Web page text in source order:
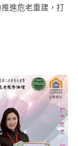
進危老重建，打